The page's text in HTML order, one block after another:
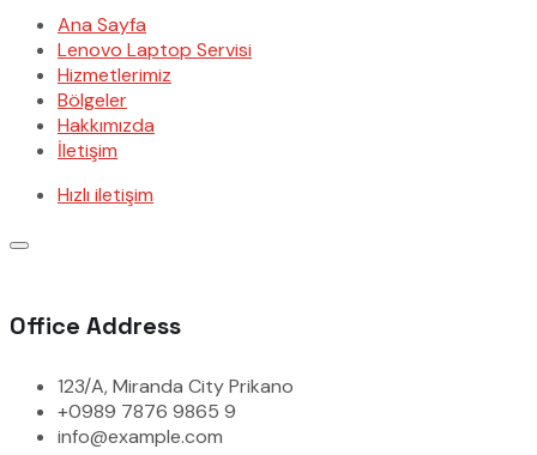
Ana Sayfa
Lenovo Laptop Servisi
Hizmetlerimiz
Bölgeler
Hakkımızda
İletişim
Hızlı iletişim
Office Address
123/A, Miranda City Prikano
+0989 7876 9865 9
info@example.com